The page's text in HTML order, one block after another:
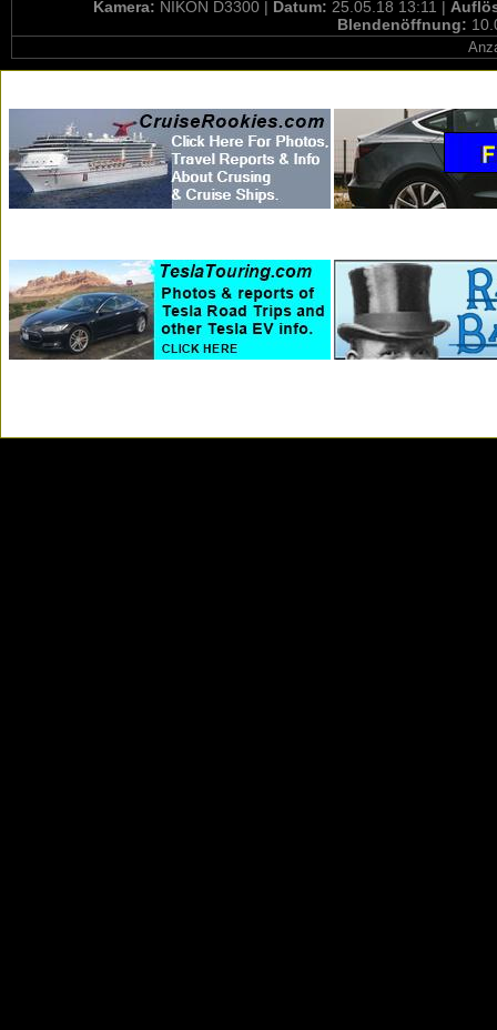
Kamera: NIKON D3300 | Datum: 25.05.18 13:11 |
Blendenöffnung: